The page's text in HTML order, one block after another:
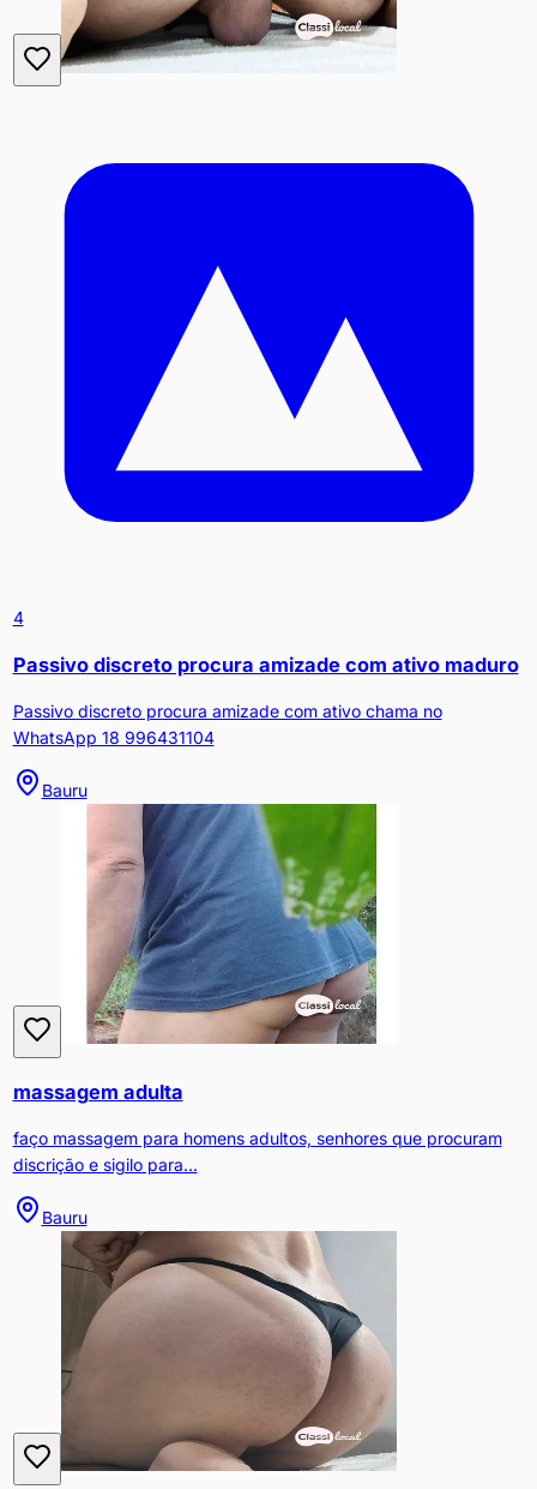
4
Passivo discreto procura amizade com ativo maduro
Passivo discreto procura amizade com ativo chama no
WhatsApp 18 996431104
Bauru
massagem adulta
faço massagem para homens adultos, senhores que procuram
discrição e sigilo para...
Bauru